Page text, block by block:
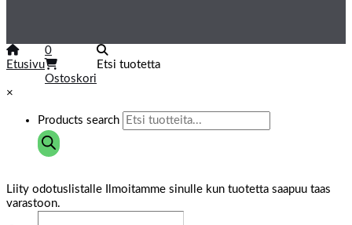
Etusivu
0
Ostoskori
Etsi tuotetta
×
Products search
Liity odotuslistalle
Ilmoitamme sinulle kun tuotetta saapuu taas
varastoon.